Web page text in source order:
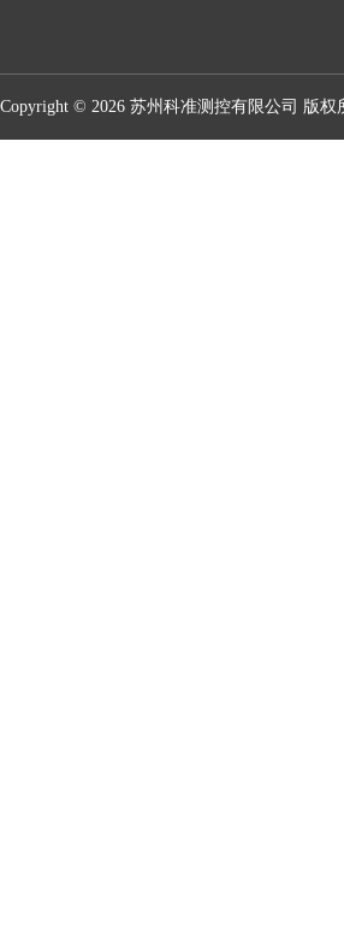
Copyright © 2026 苏州科准测控有限公司 版权